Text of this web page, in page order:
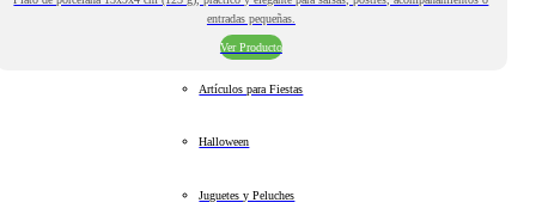
entradas pequeñas.
Ver Producto
Artículos para Fiestas
Halloween
Juguetes y Peluches